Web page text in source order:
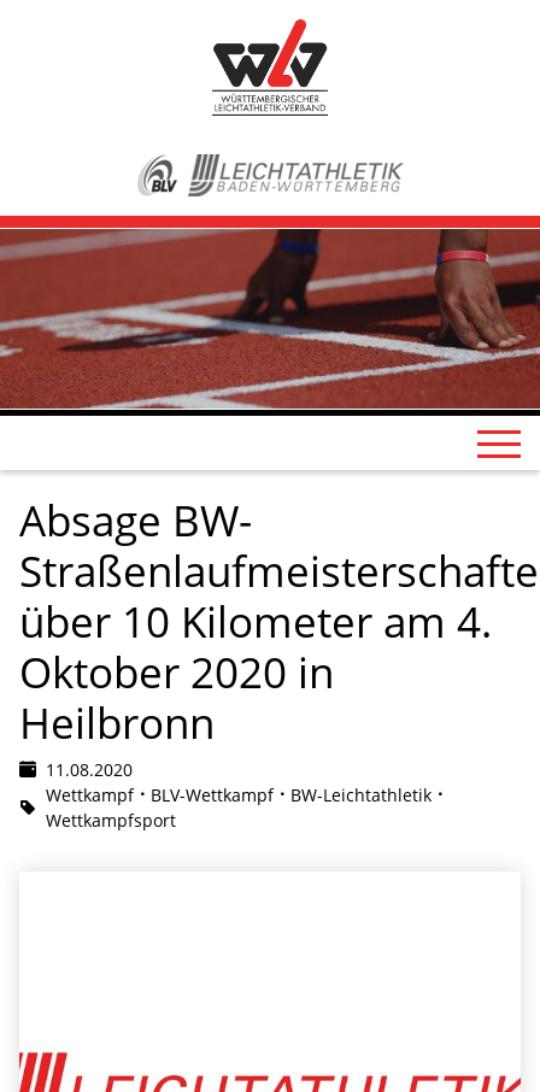
Absage BW-
über 10 Kilometer am 4.
Oktober 2020 in
Heilbronn
11.08.2020
Wettkampf
BLV-Wettkampf
BW-Leichtathletik
Wettkampfsport